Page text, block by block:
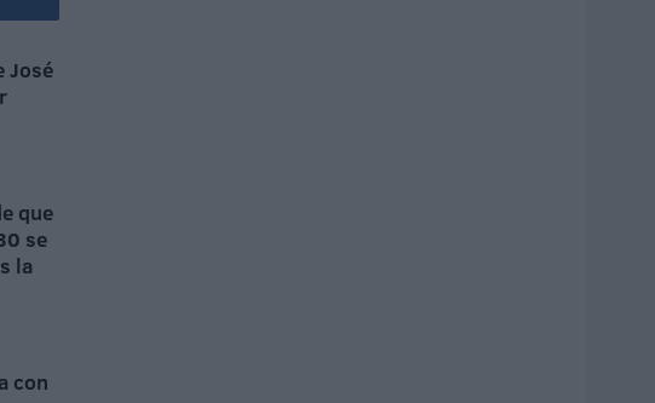
José
que
se
la
con